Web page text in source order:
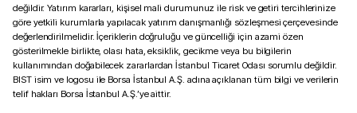
değildir. Yatırım kararları, kişisel mali durumunuz ile risk ve getiri tercihlerinize
göre yetkili kurumlarla yapılacak yatırım danışmanlığı sözleşmesi çerçevesinde
değerlendirilmelidir. İçeriklerin doğruluğu ve güncelliği için azami özen
gösterilmekle birlikte, olası hata, eksiklik, gecikme veya bu bilgilerin
kullanımından doğabilecek zararlardan İstanbul Ticaret Odası sorumlu değildir.
BIST isim ve logosu ile Borsa İstanbul A.Ş. adına açıklanan tüm bilgi ve verilerin
telif hakları Borsa İstanbul A.Ş.’ye aittir.